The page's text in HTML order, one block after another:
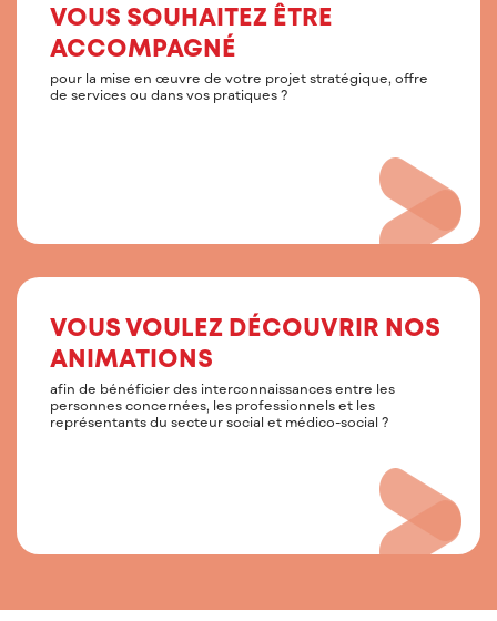
VOUS SOUHAITEZ ÊTRE
ACCOMPAGNÉ
pour la mise en œuvre de votre projet stratégique, offre
de services ou dans vos pratiques ?
VOUS VOULEZ DÉCOUVRIR NOS
ANIMATIONS
afin de bénéficier des interconnaissances entre les
personnes concernées, les professionnels et les
représentants du secteur social et médico-social ?